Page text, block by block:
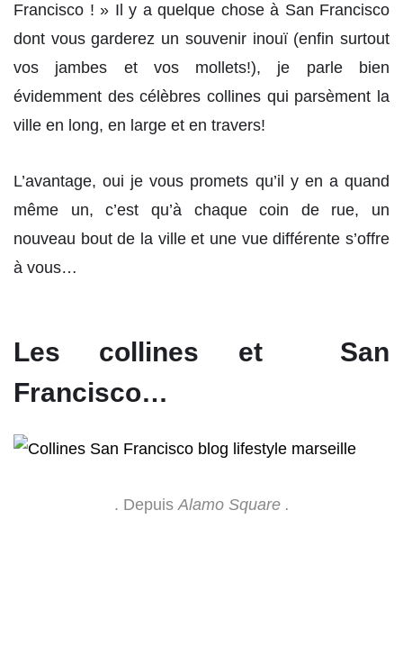
Francisco ! » Il y a quelque chose à San Francisco
dont vous garderez un souvenir inouï (enfin surtout
vos jambes et vos mollets!), je parle bien
évidemment des célèbres collines qui parsèment la
ville en long, en large et en travers!
L’avantage, oui je vous promets qu’il y en a quand
même un, c’est qu’à chaque coin de rue, un
nouveau bout de la ville et une vue différente s’offre
à vous…
Les collines et San
Francisco…
. DepuisAlamo Square .